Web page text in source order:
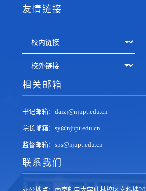
友情链接
相关邮箱
书记邮箱：daizj@njupt.edu.cn
院长邮箱：sy@njupt.edu.cn
监督邮箱：sps@njupt.edu.cn
联系我们
办公地点：南京邮电大学仙林校区文科楼